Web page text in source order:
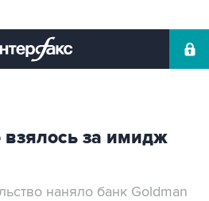
взялось за имидж
наняло банк Goldman